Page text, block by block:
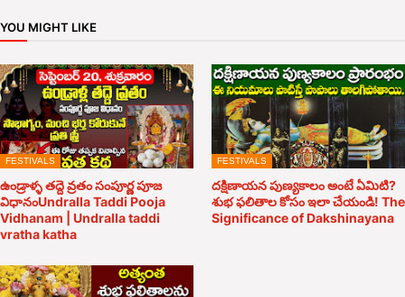
YOU MIGHT LIKE
FESTIVALS
ఉండ్రాళ్ళ తద్దె వ్రతం సంపూర్ణ పూజ
విధానంUndralla Taddi Pooja
Vidhanam | Undralla taddi
vratha katha
FESTIVALS
దక్షిణాయన పుణ్యకాలం అంటే ఏమిటి?
శుభ ఫలితాల కోసం ఇలా చేయండి! The
Significance of Dakshinayana